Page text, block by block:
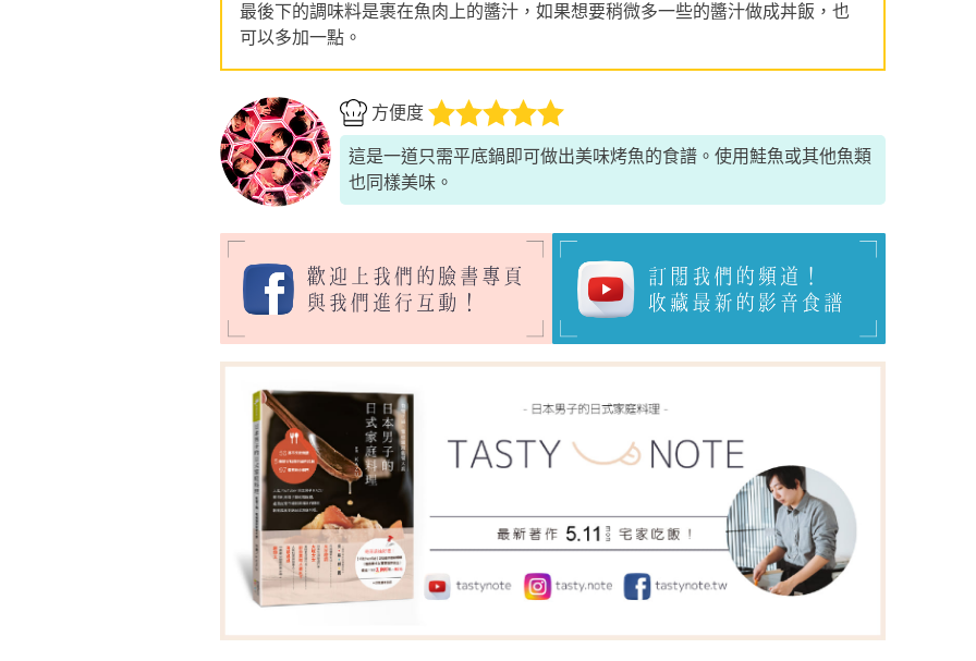
最後下的調味料是裹在魚肉上的醬汁，如果想要稍微多一些的醬汁做成丼飯，也
可以多加一點。
方便度
這是一道只需平底鍋即可做出美味烤魚的食譜。使用鮭魚或其他魚類
也同樣美味。